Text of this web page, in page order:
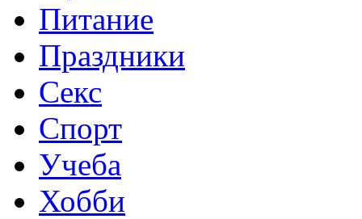
Питание
Праздники
Секс
Спорт
Учеба
Хобби